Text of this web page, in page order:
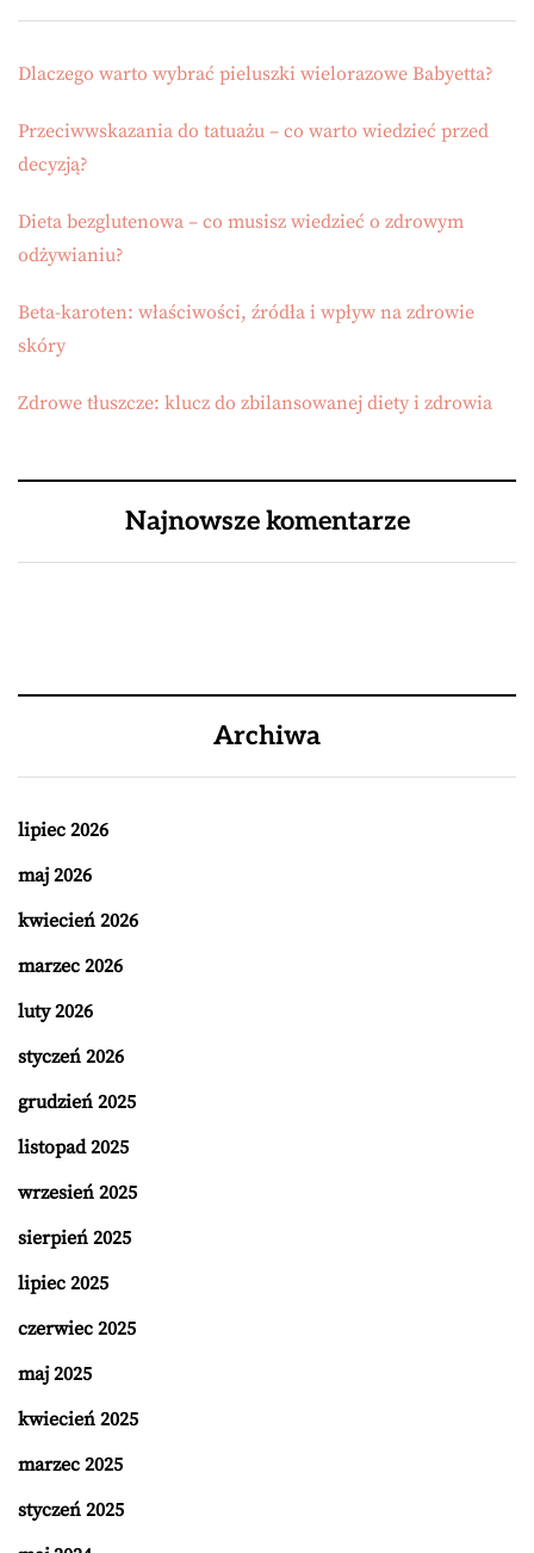
Dlaczego warto wybrać pieluszki wielorazowe Babyetta?
Przeciwwskazania do tatuażu – co warto wiedzieć przed
decyzją?
Dieta bezglutenowa – co musisz wiedzieć o zdrowym
odżywianiu?
Beta-karoten: właściwości, źródła i wpływ na zdrowie
skóry
Zdrowe tłuszcze: klucz do zbilansowanej diety i zdrowia
Najnowsze komentarze
Archiwa
lipiec 2026
maj 2026
kwiecień 2026
marzec 2026
luty 2026
styczeń 2026
grudzień 2025
listopad 2025
wrzesień 2025
sierpień 2025
lipiec 2025
czerwiec 2025
maj 2025
kwiecień 2025
marzec 2025
styczeń 2025